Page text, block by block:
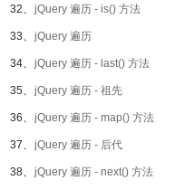
32、 jQuery 遍历 - is() 方法
33、 jQuery 遍历
34、 jQuery 遍历 - last() 方法
35、 jQuery 遍历 - 祖先
36、 jQuery 遍历 - map() 方法
37、 jQuery 遍历 - 后代
38、 jQuery 遍历 - next() 方法